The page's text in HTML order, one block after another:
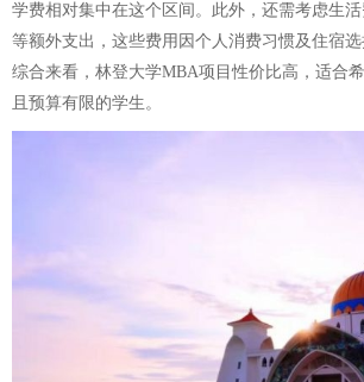
学费相对集中在这个区间。此外，还需考虑生
等额外支出，这些费用因个人消费习惯及住宿选
综合来看，林登大学MBA项目性价比高，适合
且预算有限的学生。